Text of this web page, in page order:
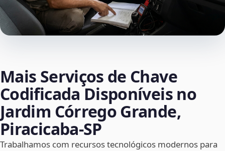
Mais Serviços de Chave
Codificada Disponíveis no
Jardim Córrego Grande,
Piracicaba‑SP
Trabalhamos com recursos tecnológicos modernos para